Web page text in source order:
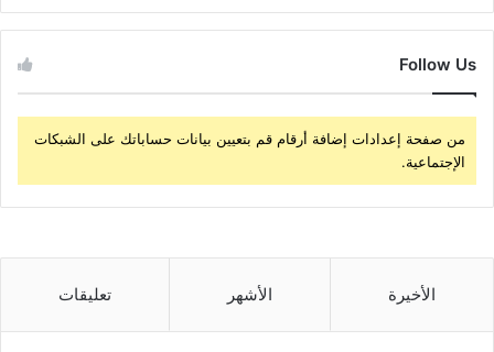
Follow Us
من صفحة إعدادات إضافة أرقام قم بتعيين بيانات حساباتك على الشبكات
الإجتماعية.
الأخيرة الأشهر تعليقات